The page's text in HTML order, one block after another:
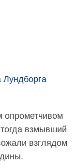
Лундборга
опрометчивом
взмывший
взглядом